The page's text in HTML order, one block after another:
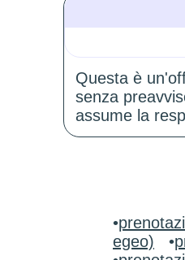
Questa è
senza
assume la
•
egeo) •